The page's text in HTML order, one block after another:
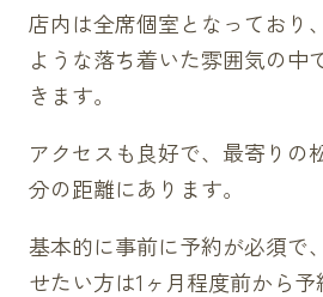
店内は全席個室となっており
ような落ち着いた雰囲気の中
きます。
アクセスも良好で、最寄りの
分の距離にあります。
基本的に事前に予約が必須で
せたい方は1ヶ月程度前から